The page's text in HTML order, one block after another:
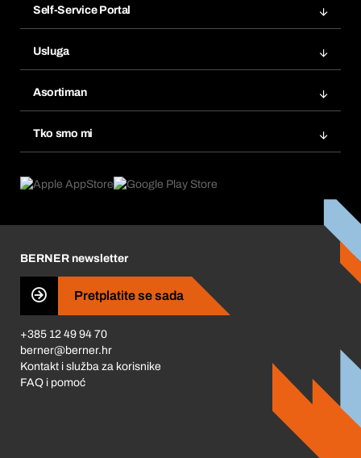
Self-Service Portal
Popisi želja
Ponovno naručivanje
Pretplate
Usluga
Tražitelji proizvoda
Asortiman
Tko smo mi
Što nas pokreće
Business Conduct
BERNER newsletter
Pretplatite se sada
+385 12 49 94 70
berner@berner.hr
Kontakt i služba za korisnike
FAQ i pomoć